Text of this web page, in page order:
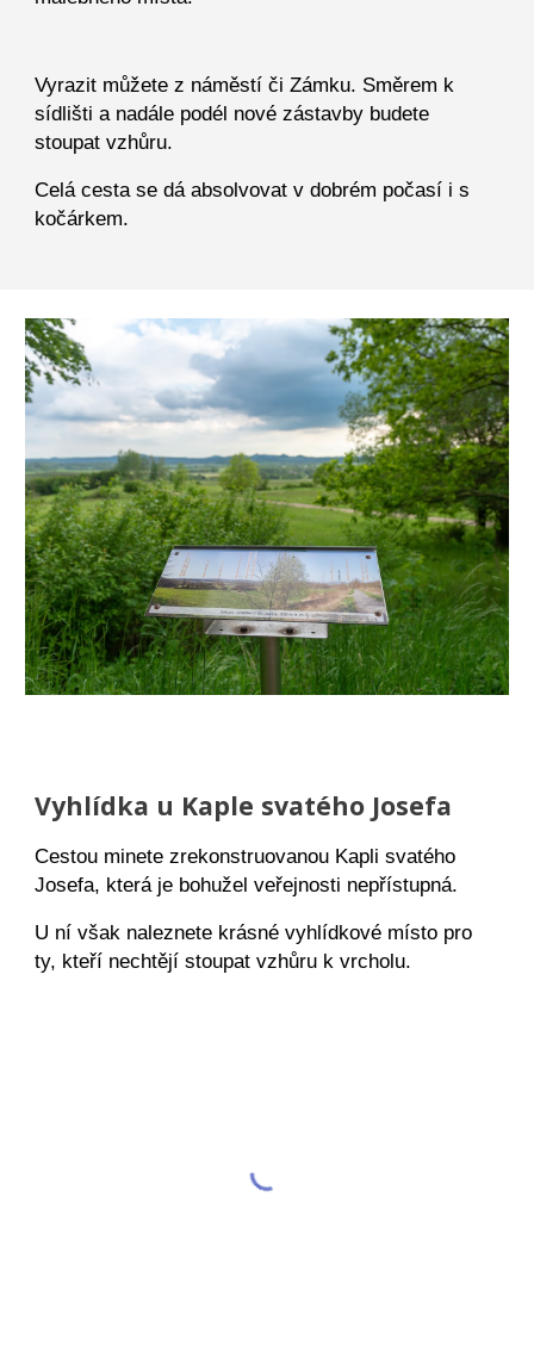
Vyrazit můžete z náměstí či Zámku. Směrem k
sídlišti a nadále podél nové zástavby budete
stoupat vzhůru.
Celá cesta se dá absolvovat v dobrém počasí i s
kočárkem.
Vyhlídka u Kaple svatého Josefa
Cestou minete zrekonstruovanou Kapli svatého
Josefa, která je bohužel veřejnosti nepřístupná.
U ní však naleznete krásné vyhlídkové místo pro
ty, kteří nechtějí stoupat vzhůru k vrcholu.